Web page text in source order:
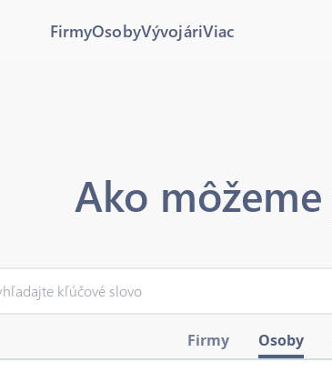
FirmyOsobyVývojáriViac
Ako
Firmy Osoby